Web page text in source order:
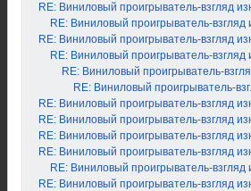
RE: Виниловый проигрыватель-взгляд
RE: Виниловый проигрыватель-взгляд
RE: Виниловый проигрыватель-взгляд
RE: Виниловый проигрыватель-взгляд
RE: Виниловый проигрыватель-
RE: Виниловый проигрыватель-
RE: Виниловый проигрыватель-взгляд
RE: Виниловый проигрыватель-взгляд
RE: Виниловый проигрыватель-взгляд
RE: Виниловый проигрыватель-взгляд
RE: Виниловый проигрыватель-взгляд
RE: Виниловый проигрыватель-взгляд